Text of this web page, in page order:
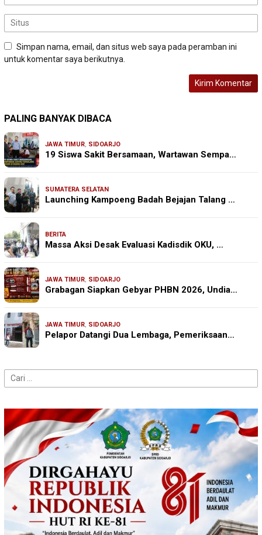
Simpan nama, email, dan situs web saya pada peramban ini
untuk komentar saya berikutnya.
PALING BANYAK DIBACA
JAWA TIMUR SIDOARJO
19 Siswa Sakit Bersamaan, Wartawan Sempa…
SUMATERA SELATAN
Launching Kampoeng Badah Bejajan Talang …
BERITA
Massa Aksi Desak Evaluasi Kadisdik OKU, …
JAWA TIMUR SIDOARJO
Grabagan Siapkan Gebyar PHBN 2026, Undia…
JAWA TIMUR SIDOARJO
Pelapor Datangi Dua Lembaga, Pemeriksaan…
Cari
untuk: